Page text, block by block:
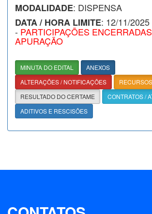
MODALIDADE: DISPENSA
DATA / HORA LIMITE: 12/11/
- PARTICIPAÇÕES
APURAÇÃO
MINUTA DO EDITAL
ANEXOS
ALTERAÇÕES / NOTIFICAÇÕES
RESULTADO DO CERTAME
CONTRATOS /
ADITIVOS E RESCISÕES